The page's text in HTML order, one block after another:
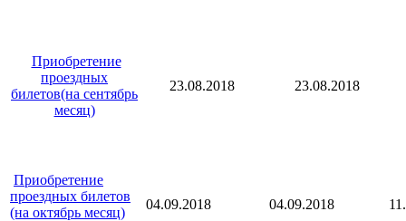
Приобретение
проездных
билетов(на сентябрь
месяц)
23.08.2018 23.08.2018
Приобретение
проездных билетов
(на октябрь месяц)
04.09.2018 04.09.2018